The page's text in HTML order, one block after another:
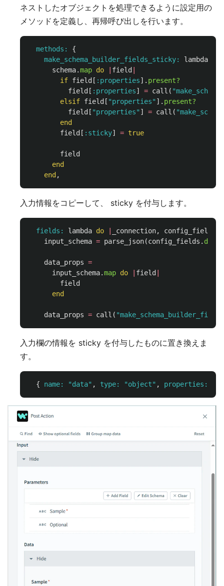
ネストしたオブジェクトを処理できるように設定用の
メソッドを定義し、再帰呼び出しを行います。
methods: {
make_schema_builder_fields_sticky: lambda
schema.map do field
if field [ :properties]. present?
field [ :properties] = call (
elsif field [ "properties" ]. present?
field [ "properties" ] = call (
end
field [ :sticky] = true
field
end
end ,
入力情報をコピーして、 sticky を付与します。
fields: lambda do _connection, config_fields
input_schema = parse_json(config_fields . dig
data_props =
input_schema.map do field
field
end
data_props = call (
入力欄の情報を sticky を付与したものに置き換えま
す。
{ name: "data" , type: "object" , properties: